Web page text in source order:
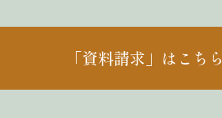
「資料請求」はこちら